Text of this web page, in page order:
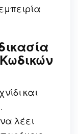
και
λέει